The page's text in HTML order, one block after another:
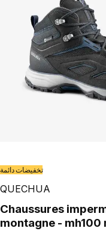
تخفيضات دائمة
QUECHUA
Chaussures imperméables de randonnée
montagne - mh100